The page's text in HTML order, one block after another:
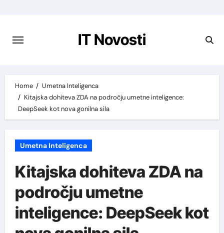
vsebino
IT Novosti
Home
Umetna Inteligenca
Kitajska dohiteva ZDA na področju umetne inteligence:
DeepSeek kot nova gonilna sila
Umetna Inteligenca
Kitajska dohiteva ZDA na
področju umetne
inteligence: DeepSeek kot